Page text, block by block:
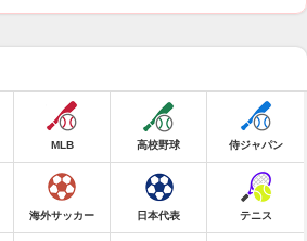
MLB 高校野球 侍ジャパン
海外サッカー 日本代表 テニス